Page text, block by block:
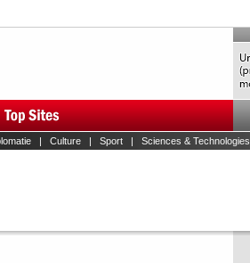
| Culture| Sport| Sciences & Technologies